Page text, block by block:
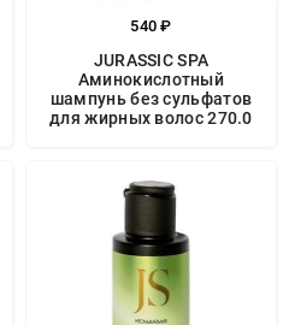
540 ₽
JURASSIC SPA
Аминокислотный
шампунь без сульфатов
для жирных волос 270.0